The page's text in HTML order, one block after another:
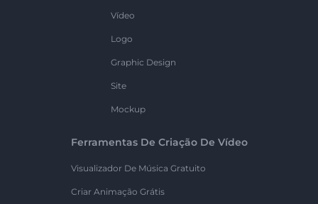
Vídeo
Logo
Graphic Design
Site
Mockup
Ferramentas De Criação De Vídeo
Visualizador De Música Gratuito
Criar Animação Grátis